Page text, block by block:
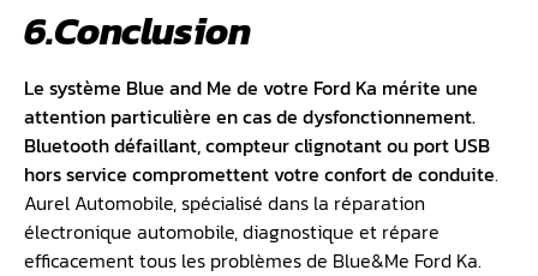
6.Conclusion
Le système Blue and Me de votre Ford Ka mérite une
attention particulière en cas de dysfonctionnement.
Bluetooth défaillant, compteur clignotant ou port USB
hors service compromettent votre confort de conduite.
Aurel Automobile, spécialisé dans la réparation
électronique automobile, diagnostique et répare
efficacement tous les problèmes de Blue&Me Ford Ka.